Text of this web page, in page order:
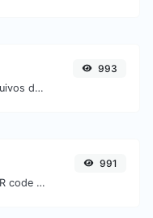
Converta facilmente arquivos de imagem JPG para WEBP.
993
Envie uma imagem de QR code e extraia os dados.
991